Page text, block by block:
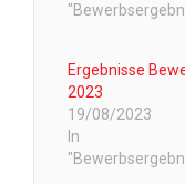
Ergebnisse
2023
19/08/2023
In